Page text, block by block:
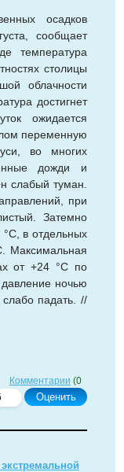
осадков
сообщает
температура
столицы
облачности
достигнет
ожидается
переменную
во многих
дожди и
слабый туман.
при
Затемно
в отдельных
Максимальная
от +24 °С по
ночью
падать. //
Оценить
Комментарии (0